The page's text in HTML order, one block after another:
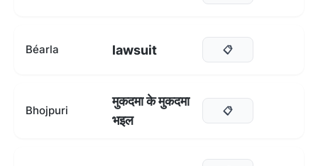
Béarla lawsuit 📋
Bhojpuri
मुकदमा के मुकदमा
भइल
📋